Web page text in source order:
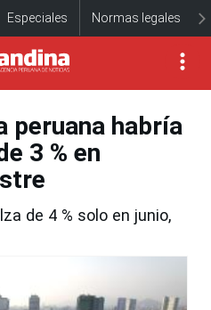
Especiales Normas legales
peruana habría
3 % en
de 4 % solo en junio,